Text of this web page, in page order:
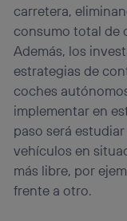
carretera,
consumo total de
Además, los
estrategias de
coches
implementar en
paso será
vehículos en
más libre, por
frente a otro.